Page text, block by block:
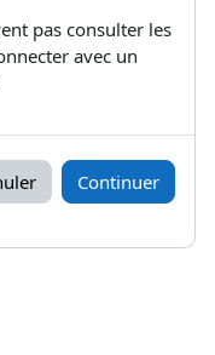
pas consulter les
avec un
Continuer